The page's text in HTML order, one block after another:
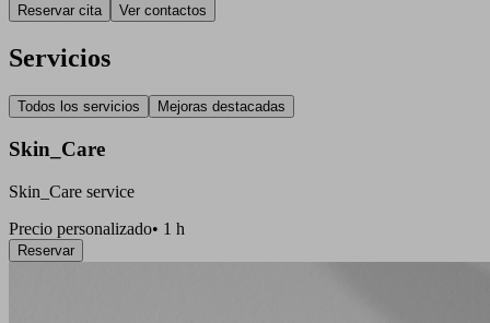
Reservar cita Ver contactos
Servicios
Todos los servicios Mejoras destacadas
Skin_Care
Skin_Care service
Precio personalizado• 1 h
Reservar